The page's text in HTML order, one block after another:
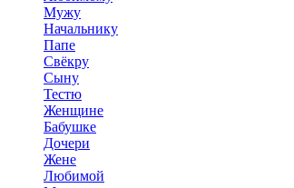
Мужу
Начальнику
Папе
Свёкру
Сыну
Тестю
Женщине
Бабушке
Дочери
Жене
Любимой